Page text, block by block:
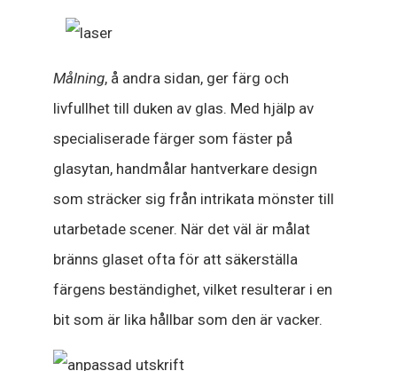
Målning, å andra sidan, ger färg och
livfullhet till duken av glas. Med hjälp av
specialiserade färger som fäster på
glasytan, handmålar hantverkare design
som sträcker sig från intrikata mönster till
utarbetade scener. När det väl är målat
bränns glaset ofta för att säkerställa
färgens beständighet, vilket resulterar i en
bit som är lika hållbar som den är vacker.